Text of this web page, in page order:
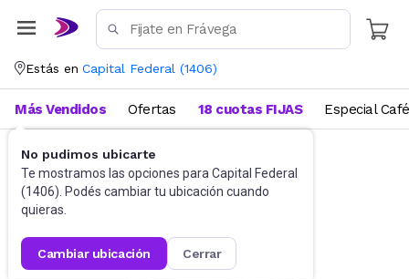
Estás en Capital Federal (1406)
No pudimos ubicarte
Te mostramos las opciones para Capital Federal
(1406). Podés cambiar tu ubicación cuando
quieras.
cambiar ubicación cerrar
Más Vendidos Ofertas 18 cuotas FIJAS Especial Café
Videojuegos Accesorios